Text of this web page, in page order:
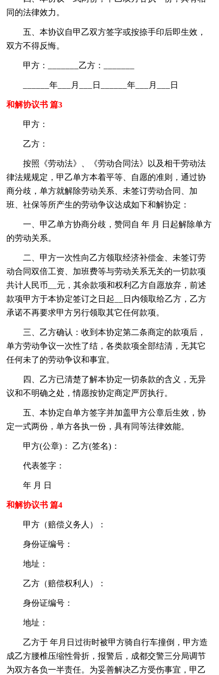
同的法律效力。
五、本协议自甲乙双方签字或按捺手印后即生效，
双方不得反悔。
甲方：_______乙方：_______
______年___月___日______年___月___日
和解协议书 篇3
甲方：
乙方：
按照《劳动法》、《劳动合同法》以及相干劳动法
律法规规定，甲乙单方本着平等、自愿的准则，通过协
商分歧，单方就解除劳动关系、未签订劳动合同、加
班、社保等所产生的劳动争议达成如下和解协定：
一、甲乙单方协商分歧，赞同自 年 月 日起解除单方
的劳动关系。
二、甲方一次性向乙方领取经济补偿金、未签订劳
动合同双倍工资、加班费等与劳动关系无关的一切款项
共计人民币__元，其余款项和权利乙方自愿放弃，前述
款项甲方于本协定签订之日起__日内领取给乙方，乙方
承诺不再要求甲方另行领取其它任何款项。
三、乙方确认：收到本协定第二条商定的款项后，
单方劳动争议一次性了结，各类款项全部结清，无其它
任何未了的劳动争议和事宜。
四、乙方已清楚了解本协定一切条款的含义，无异
议和不明确之处，情愿按协定商定严厉执行。
五、本协定自单方签字并加盖甲方公章后生效，协
定一式两份，单方各执一份，具有同等法律效能。
甲方(公章)： 乙方(签名)：
代表签字：
年 月 日
和解协议书 篇4
甲方（赔偿义务人）：
身份证编号：
地址：
乙方（赔偿权利人）：
身份证编号：
地址：
乙方于 年月日过街时被甲方骑自行车撞倒，甲方造
成乙方腰椎压缩性骨折，报警后，成都交警三分局调节
为双方各负一半责任。为妥善解决乙方受伤事宜，甲乙